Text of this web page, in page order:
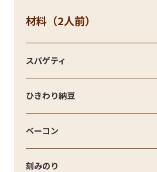
材料（2人前）
スパゲティ
ひきわり納豆
ベーコン
刻みのり